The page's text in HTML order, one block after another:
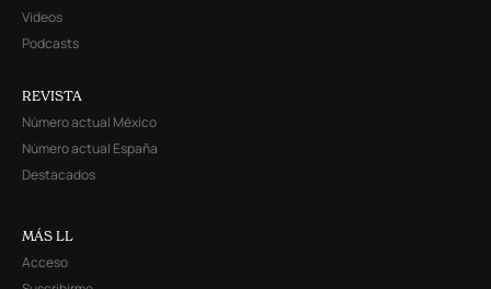
Videos
Podcasts
REVISTA
Número actual México
Número actual España
Destacados
MÁS LL
Acceso